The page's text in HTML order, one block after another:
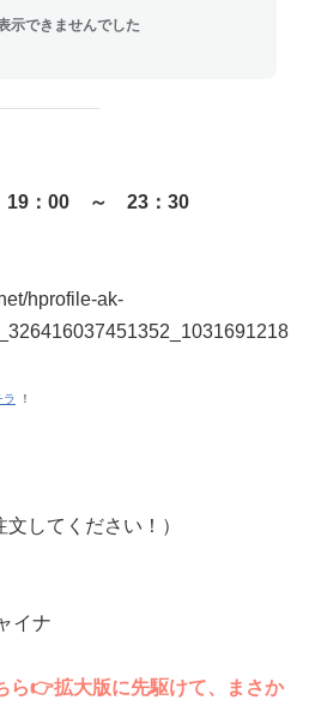
示できませんでした
19：00 ～ 23：30
ラ ！
文してください！）
イナ
ら👉拡大版に先駆けて、まさか